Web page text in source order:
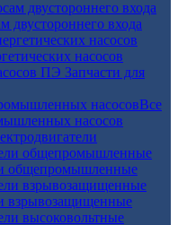
двустороннего входа
насосов
Запчасти для
Все
насосов
общепромышленные
взрывозащищенные